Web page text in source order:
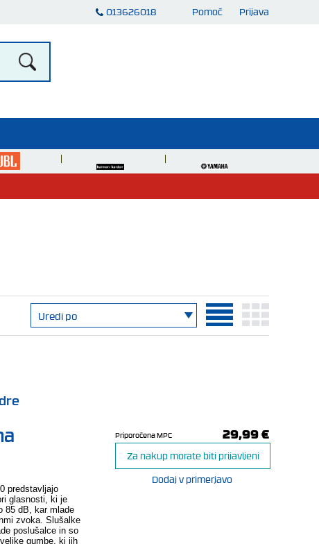
013626018 Pomoč Prijava
predstavljajo
glasnosti, ki je
85 dB, kar mlade
zvoka. Slušalke
poslušalce in so
gumbe, ki jih
Priporočena MPC 29,99 €
Za nakup morate biti prijavljeni
Dodaj v primerjavo